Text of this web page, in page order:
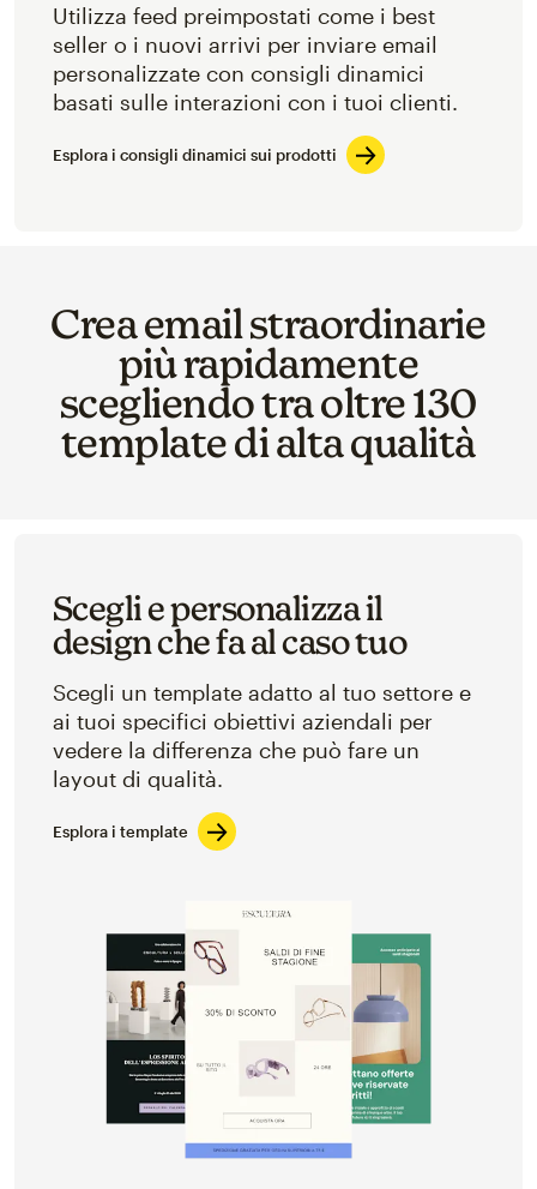
Utilizza feed preimpostati come i best
seller o i nuovi arrivi per inviare email
personalizzate con consigli dinamici
basati sulle interazioni con i tuoi clienti.
Esplora i consigli dinamici sui prodotti
Crea email straordinarie
più rapidamente
scegliendo tra oltre 130
template di alta qualità
Scegli e personalizza il
design che fa al caso tuo
Scegli un template adatto al tuo settore e
ai tuoi specifici obiettivi aziendali per
vedere la differenza che può fare un
layout di qualità.
Esplora i template